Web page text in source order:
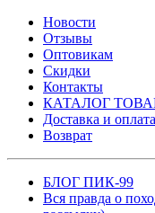
Новости
Отзывы
Оптовикам
Скидки
Контакты
КАТАЛОГ
Доставка и оплата
Возврат
БЛОГ ПИК-99
Вся правда о